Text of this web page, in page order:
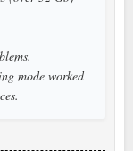
mode worked